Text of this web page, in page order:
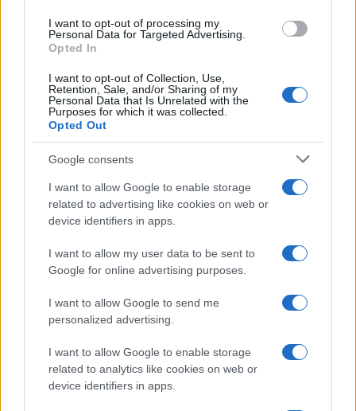
I want to opt-out of processing my
Personal Data for Targeted Advertising.
Opted In
I want to opt-out of Collection, Use,
Retention, Sale, and/or Sharing of my
Personal Data that Is Unrelated with the
Purposes for which it was collected.
Opted Out
Google consents
I want to allow Google to enable storage
related to advertising like cookies on web or
device identifiers in apps.
I want to allow my user data to be sent to
Google for online advertising purposes.
I want to allow Google to send me
personalized advertising.
I want to allow Google to enable storage
related to analytics like cookies on web or
device identifiers in apps.
Ricevi le nostre ultime news
daGoogle News
F
ce
o
o
k
T
it
te
r
Pi
te
re
st
W
at
s
A
p
p
S
a
re
Articolo precedente
NOTIZIE RECENTI